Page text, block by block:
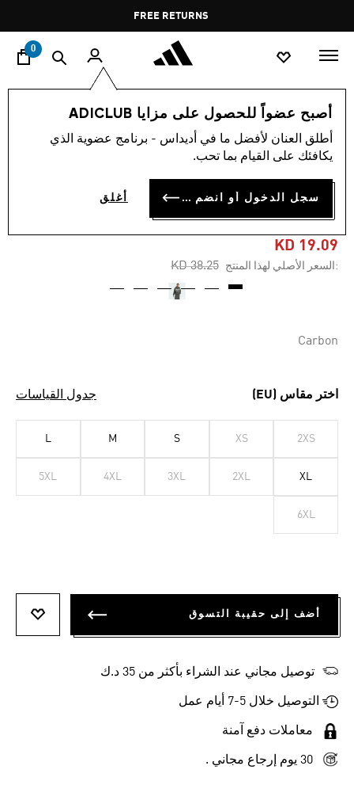
Pause
promotion
rotation
FREE RETURNS
0
أصبح عضواً للحصول على مزايا ADICLUB
أطلق العنان لأفضل ما في أديداس - برنامج عضوية الذي
يكافئك على القيام بما تحب.
سجل الدخول أو انضم الآن أغلق
الرجال ملابس
-50%
ORIGINALS DEPT. جاكيت
GRAPHIC FULL ZIP
KD 19.09
:السعر الأصلي لهذا المنتج Price reduced from
KD 38.25
to
Carbon
اختر مقاس (EU) جدول القياسات
2XS
XS
S
M
L
XL
2XL
3XL
4XL
5XL
6XL
أضف إلى حقيبة التسوق
توصيل مجاني عند الشراء بأكثر من 35 د.ك
التوصيل خلال 5-7 أيام عمل
معاملات دفع آمنة